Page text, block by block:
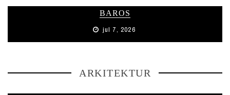
BAROS
jul 7, 2026
ARKITEKTUR